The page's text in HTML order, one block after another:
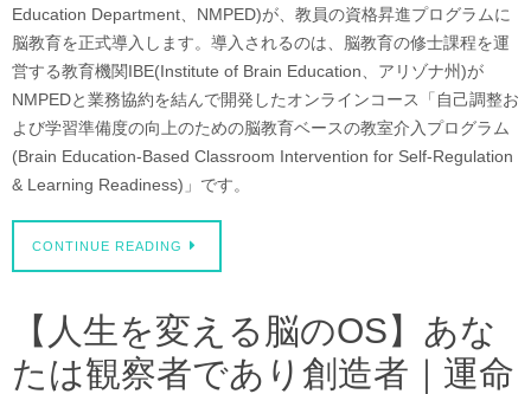
Education Department、NMPED)が、教員の資格昇進プログラムに
脳教育を正式導入します。導入されるのは、脳教育の修士課程を運
営する教育機関IBE(Institute of Brain Education、アリゾナ州)が
NMPEDと業務協約を結んで開発したオンラインコース「自己調整お
よび学習準備度の向上のための脳教育ベースの教室介入プログラム
(Brain Education-Based Classroom Intervention for Self-Regulation
& Learning Readiness)」です。
CONTINUE READING
【人生を変える脳のOS】あな
たは観察者であり創造者｜運命